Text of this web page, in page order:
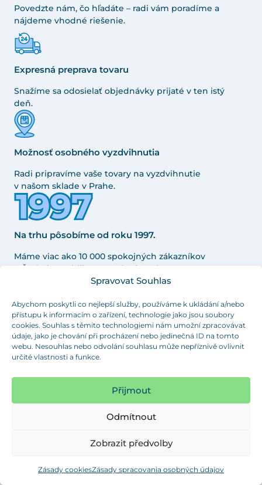
Spravovat Souhlas
Abychom poskytli co nejlepší služby, používáme k ukládání a/nebo
přístupu k informacím o zařízení, technologie jako jsou soubory
cookies. Souhlas s těmito technologiemi nám umožní zpracovávat
údaje, jako je chování při procházení nebo jedinečná ID na tomto
webu. Nesouhlas nebo odvolání souhlasu může nepříznivě ovlivnit
určité vlastnosti a funkce.
Přijmout
Odmítnout
Zobrazit předvolby
Zásady cookiesZásady spracovania osobných údajov
Povedzte nám, čo hľadáte – radi vám poradíme a
nájdeme vhodné riešenie.
Expresná preprava tovaru
Snažíme sa odosielať objednávky prijaté v ten istý
deň.
Možnosť osobného vyzdvihnutia
Radi pripravíme vaše tovary na vyzdvihnutie
v našom sklade v Prahe.
Na trhu pôsobíme od roku 1997.
Máme viac ako 10 000 spokojných zákazníkov
v Českej republike a strednej Európe.
SORTIMENT
Záslepky a krytky
Rektifikační nohy a šrouby
Ovládací prvky a komponenty